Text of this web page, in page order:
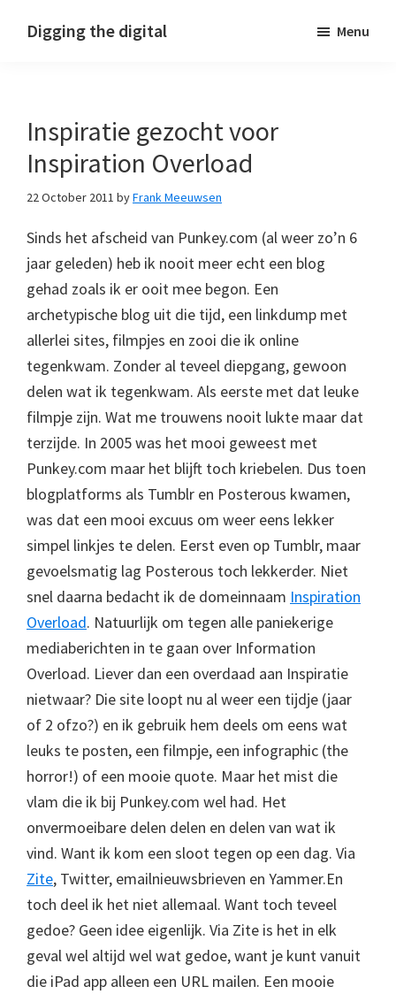
Digging the digital Menu
Inspiratie gezocht voor
Inspiration Overload
22 October 2011 byFrank Meeuwsen
Sinds het afscheid van Punkey.com (al weer zo’n 6
jaar geleden) heb ik nooit meer echt een blog
gehad zoals ik er ooit mee begon. Een
archetypische blog uit die tijd, een linkdump met
allerlei sites, filmpjes en zooi die ik online
tegenkwam. Zonder al teveel diepgang, gewoon
delen wat ik tegenkwam. Als eerste met dat leuke
filmpje zijn. Wat me trouwens nooit lukte maar dat
terzijde. In 2005 was het mooi geweest met
Punkey.com maar het blijft toch kriebelen. Dus toen
blogplatforms als Tumblr en Posterous kwamen,
was dat een mooi excuus om weer eens lekker
simpel linkjes te delen. Eerst even op Tumblr, maar
gevoelsmatig lag Posterous toch lekkerder. Niet
snel daarna bedacht ik de domeinnaam Inspiration
Overload. Natuurlijk om tegen alle paniekerige
mediaberichten in te gaan over Information
Overload. Liever dan een overdaad aan Inspiratie
nietwaar? Die site loopt nu al weer een tijdje (jaar
of 2 ofzo?) en ik gebruik hem deels om eens wat
leuks te posten, een filmpje, een infographic (the
horror!) of een mooie quote. Maar het mist die
vlam die ik bij Punkey.com wel had. Het
onvermoeibare delen delen en delen van wat ik
vind. Want ik kom een sloot tegen op een dag. Via
Zite, Twitter, emailnieuwsbrieven en Yammer.En
toch deel ik het niet allemaal. Want toch teveel
gedoe? Geen idee eigenlijk. Via Zite is het in elk
geval wel altijd wel wat gedoe, want je kunt vanuit
die iPad app alleen een URL mailen. Een mooie